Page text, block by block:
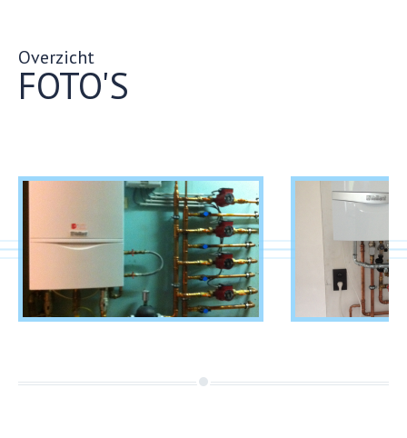
Overzicht
FOTO'S